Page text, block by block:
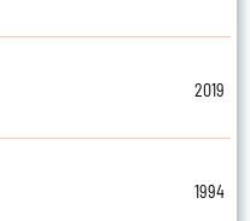
2019
1994